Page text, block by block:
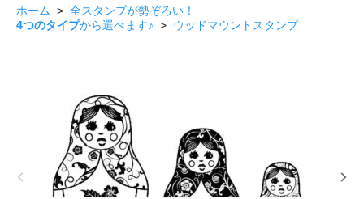
ホーム > 全スタンプが勢ぞろい！
4つのタイプから選べます♪ > ウッドマウントスタンプ